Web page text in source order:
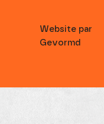
Website par
Gevormd